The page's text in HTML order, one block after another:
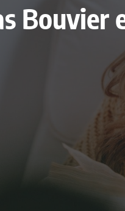
Bouvier